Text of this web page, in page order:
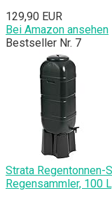
129,90 EUR
Bei Amazon ansehen
Bestseller Nr. 7
Strata Regentonnen-
Regensammler, 100